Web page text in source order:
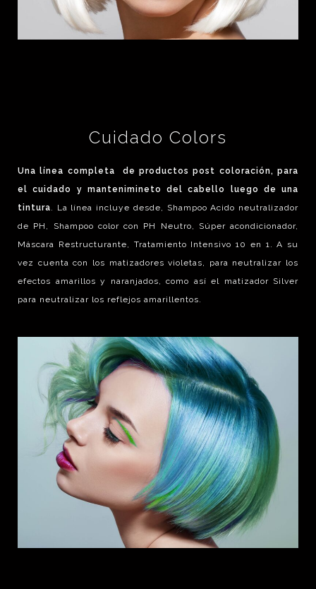
Cuidado Colors
Una línea completa de productos post coloración, para
el cuidado y mantenimineto del cabello luego de una
tintura. La línea incluye desde, Shampoo Acido neutralizador
de PH, Shampoo color con PH Neutro, Súper acondicionador,
Máscara Restructurante, Tratamiento Intensivo 10 en 1. A su
vez cuenta con los matizadores violetas, para neutralizar los
efectos amarillos y naranjados, como así el matizador Silver
para neutralizar los reflejos amarillentos.